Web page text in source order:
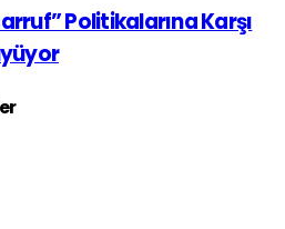
Politikalarına Karşı